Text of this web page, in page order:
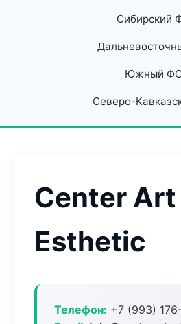
Сибирский
Южный
Северо-
Center Art
Esthetic
Телефон: +7 (993)